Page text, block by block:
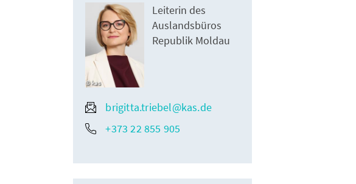
kas
Leiterin des
Auslandsbüros
Republik Moldau
brigitta.triebel@kas.de
+373 22 855 905